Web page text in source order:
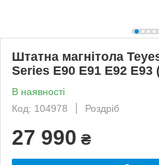
Штатна магнітола
Series E90 E91 E92 E93
В наявності
Код: 104978
Роздріб
27 990 ₴